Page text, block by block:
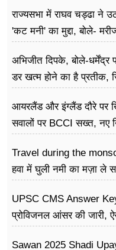
राज्यसभा में राघव चड्ढा ने
'कट मनी' का मुद्दा, बोले-
अभिजीत दिपके, बोले-
डर खत्म होने का है प्रतीक,
आयरलैंड और इंग्लैंड दौरे पर
सवालों पर BCCI सख्त, नए
Travel during the
हवा में घुली नमी का मज़ा ले
UPSC CMS Answer
प्रोविजनल आंसर की जारी,
Sawan 2025 Shadi